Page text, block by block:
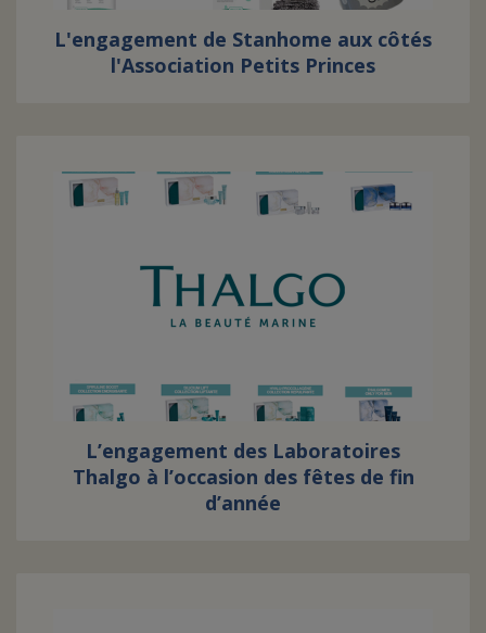
L'engagement de Stanhome aux côtés
l'Association Petits Princes
L’engagement des Laboratoires
Thalgo à l’occasion des fêtes de fin
d’année